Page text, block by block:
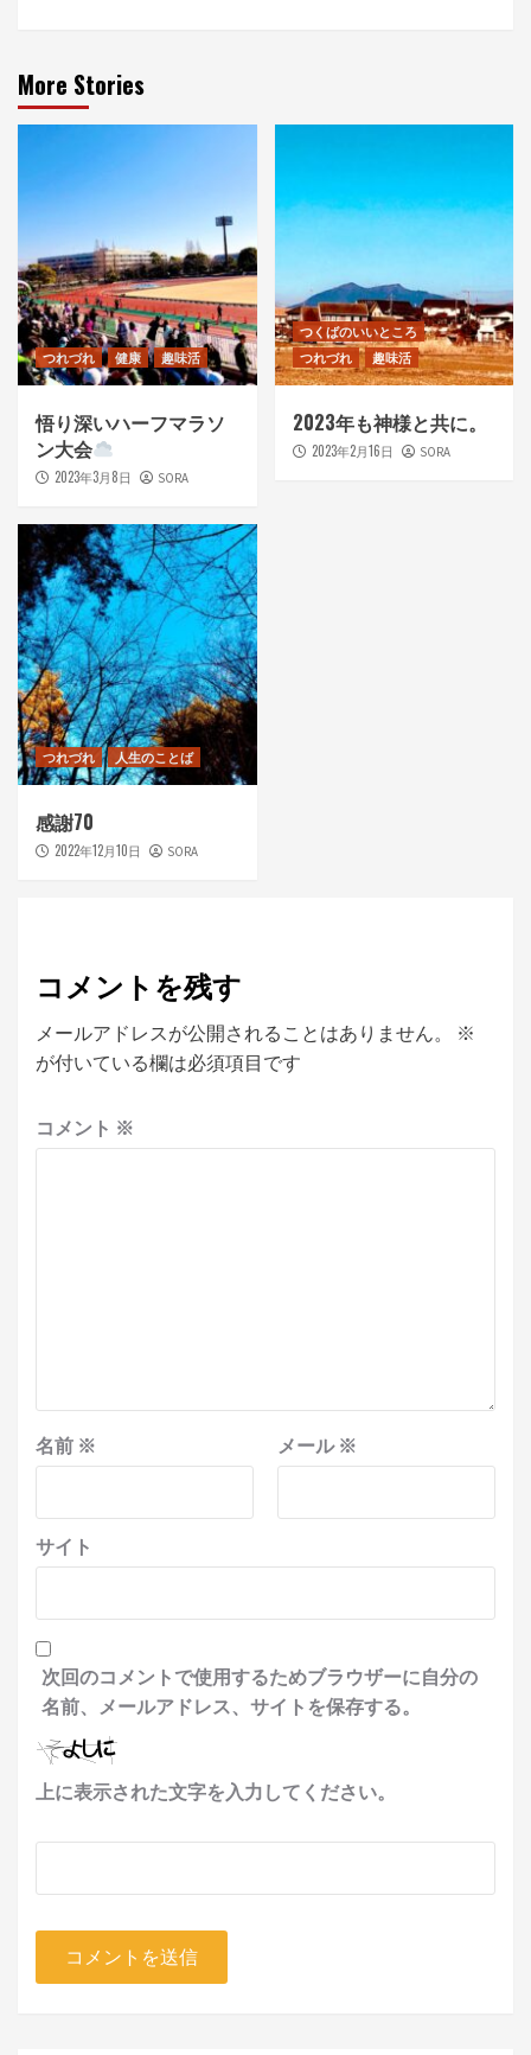
More Stories
つれづれ 健康 趣味活
悟り深いハーフマラソ
ン大会
2023年3月8日 SORA
つくばのいいところ
つれづれ
趣味活
2023年も神様と共に。
2023年2月16日 SORA
つれづれ 人生のことば
感謝70
2022年12月10日 SORA
コメントを残す
メールアドレスが公開されることはありません。
※
が付いている欄は必須項目です
コメント ※
名前 ※ メール ※
サイト
次回のコメントで使用するためブラウザーに自分の
名前、メールアドレス、サイトを保存する。
上に表示された文字を入力してください。